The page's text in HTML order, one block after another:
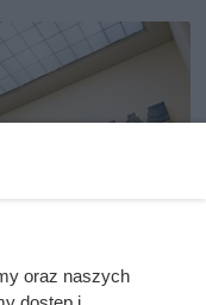
oraz naszych